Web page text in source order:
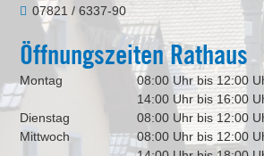
07821 / 6337-90
Öffnungszeiten Rathaus
Montag
08:00 Uhr bis 12:00
14:00 Uhr bis 16:00
Dienstag
08:00 Uhr bis 12:00
Mittwoch
08:00 Uhr bis 12:00